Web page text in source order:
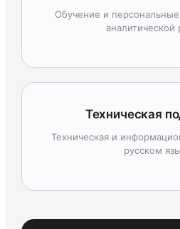
Обучение и
аналитической
Техническая
Техническая и
русском